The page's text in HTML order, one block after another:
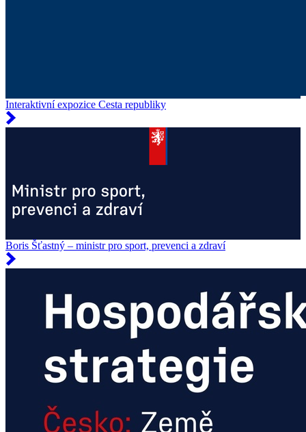
Interaktivní expozice Cesta republiky
Boris Šťastný – ministr pro sport, prevenci a zdraví